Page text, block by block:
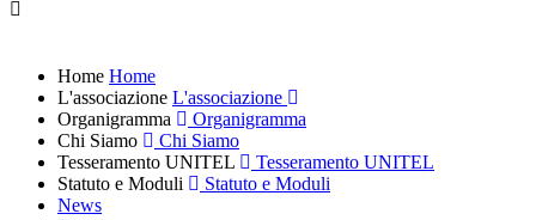
Home Home
L'associazione L'associazione
Organigramma
Organigramma
Chi Siamo
Chi Siamo
Tesseramento UNITEL
Tesseramento UNITEL
Statuto e Moduli
Statuto e Moduli
News